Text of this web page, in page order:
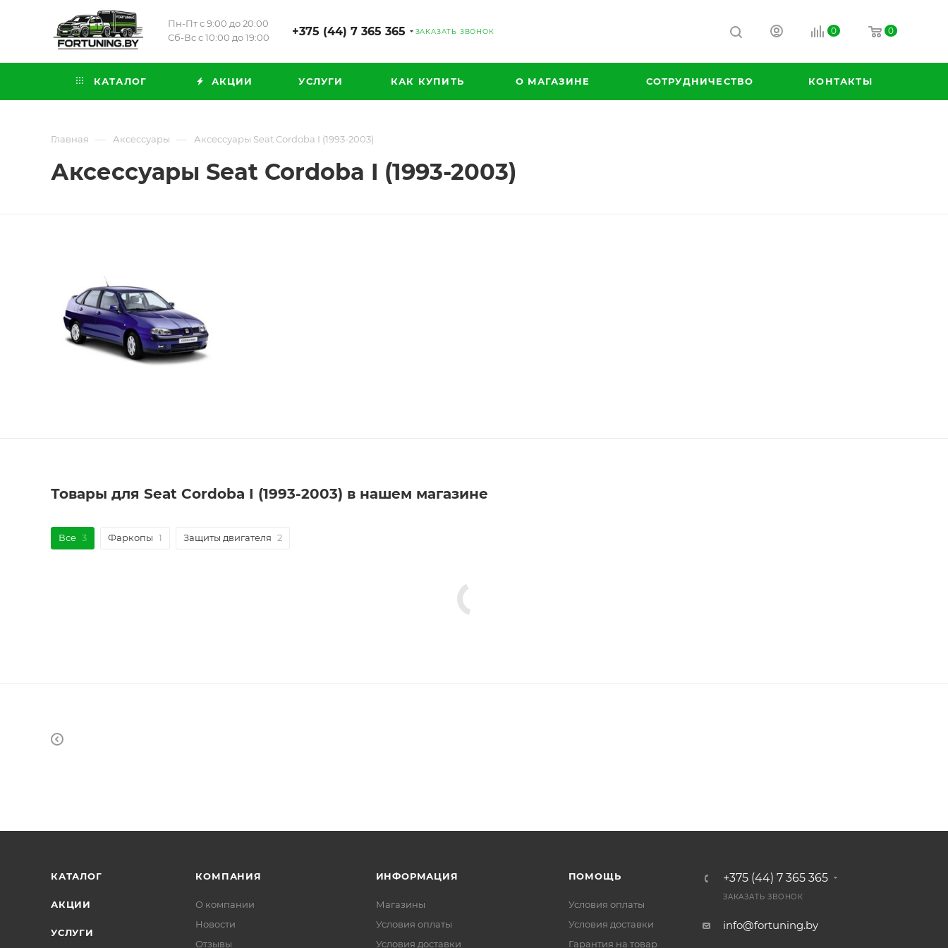
Пн-Пт с 9:00 до 20:00
Сб-Вс с 10:00 до 19:00
+375 (44) 7 365 365 ЗАКАЗАТЬ ЗВОНОК 0 0
КАТАЛОГ АКЦИИ УСЛУГИ КАК КУПИТЬ О МАГАЗИНЕ СОТРУДНИЧЕСТВО КОНТАКТЫ
Главная — Аксессуары — Аксессуары Seat Cordoba I (1993-2003)
Аксессуары Seat Cordoba I (1993-2003)
Товары для Seat Cordoba I (1993-2003) в нашем магазине
Все 3 Фаркопы 1 Защиты двигателя 2
КАТАЛОГ
АКЦИИ
УСЛУГИ
КОМПАНИЯ
О компании
Новости
Отзывы
ИНФОРМАЦИЯ
Магазины
Условия оплаты
Условия доставки
ПОМОЩЬ
Условия оплаты
Условия доставки
Гарантия на товар
+375 (44) 7 365 365
ЗАКАЗАТЬ ЗВОНОК
info@fortuning.by